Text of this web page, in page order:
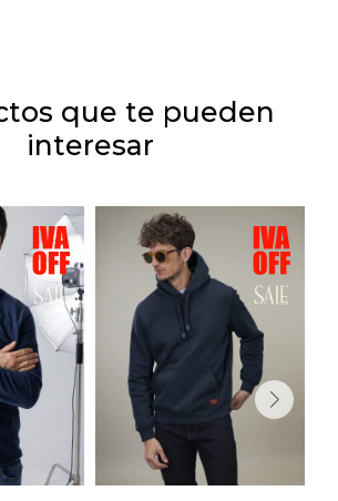
que te pueden
interesar